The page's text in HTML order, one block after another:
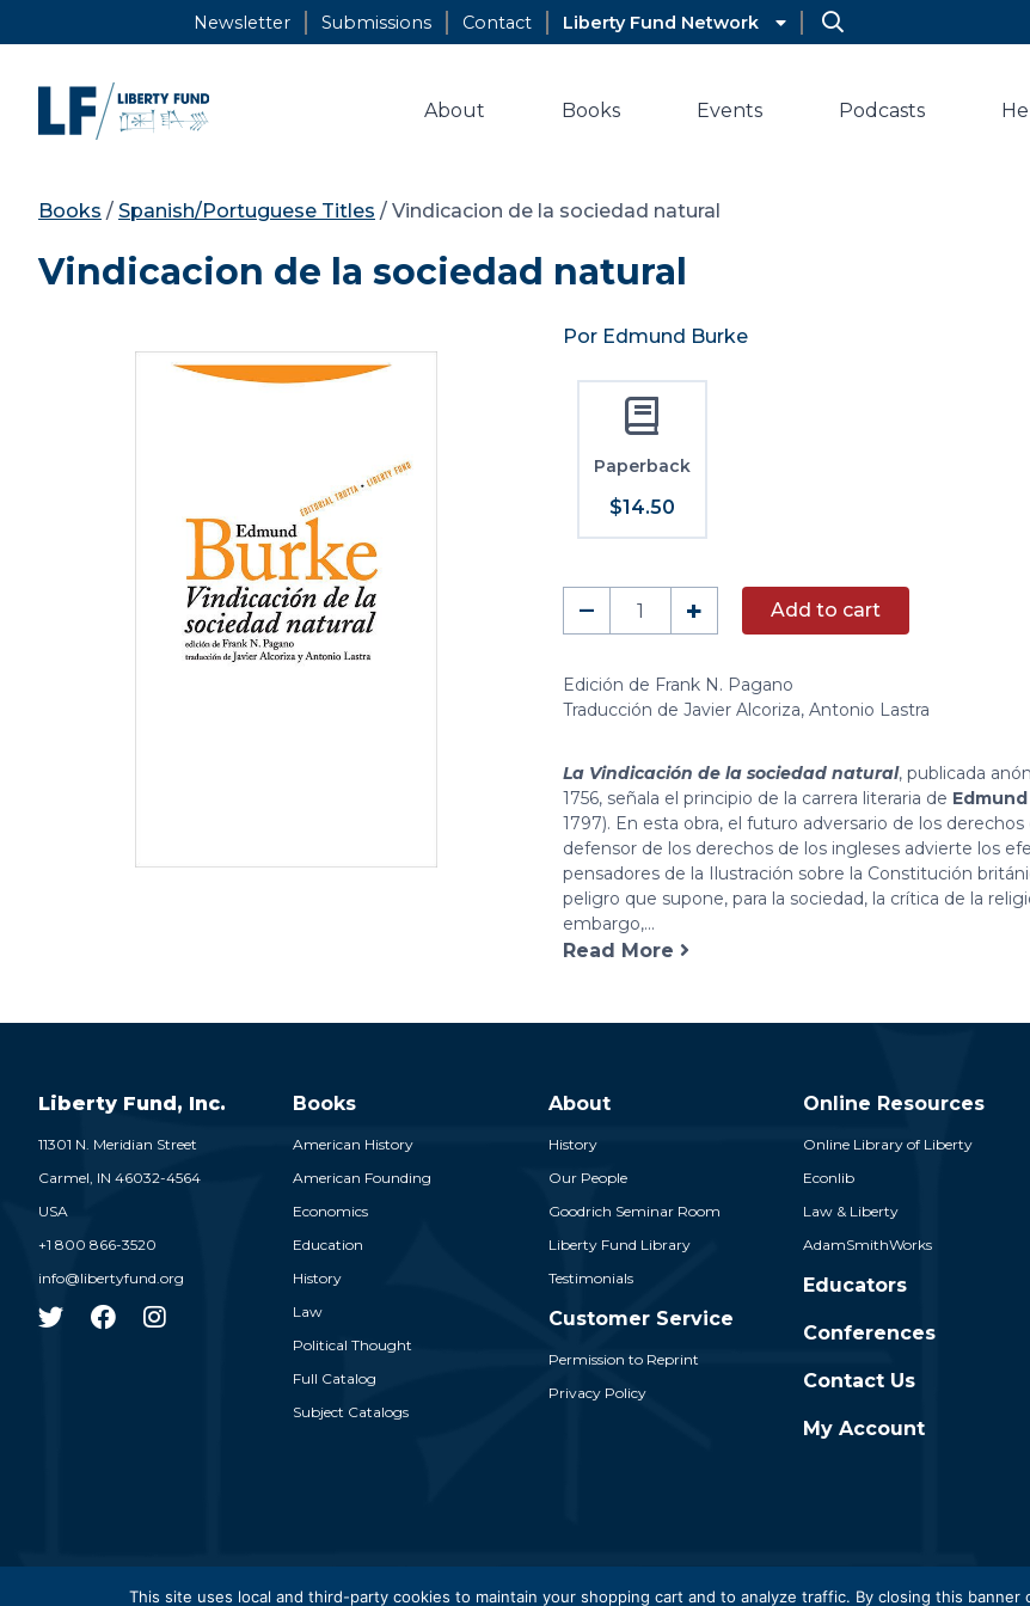
to
Newsletter Submissions Contact Liberty Fund Network
About Books Events Podcasts
Books / Spanish/Portuguese Titles / Vindicacion de la sociedad natural
Vindicacion de la sociedad natural
Por Edmund Burke
Paperback
$14.50
Vindicacion
de
sociedad
natural
– + Add to cart
Edición de Frank N. Pagano
Traducción de Javier Alcoriza, Antonio Lastra
La Vindicación de la sociedad natural, publicada
1756, señala el principio de la carrera literaria de
1797). En esta obra, el futuro adversario de los
defensor de los derechos de los ingleses advierte los
pensadores de la Ilustración sobre la Constitución
peligro que supone, para la sociedad, la crítica de la
embargo,...
Read More
Liberty Fund, Inc.
11301 N. Meridian Street
Carmel, IN 46032-4564
USA
+1 800 866-3520
info@libertyfund.org
Books
American History
American Founding
Economics
Education
History
Law
Political Thought
Full Catalog
Subject Catalogs
About
History
Our People
Goodrich Seminar Room
Liberty Fund Library
Testimonials
Customer Service
Permission to Reprint
Privacy Policy
Online Resources
Online Library of Liberty
Econlib
Law & Liberty
AdamSmithWorks
Educators
Conferences
Contact Us
My Account
This site uses local and third-party cookies to maintain your shopping cart and to analyze traffic. By closing this